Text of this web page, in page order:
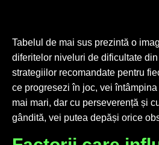
Tabelul de mai sus prezintă o
diferitelor niveluri de dificultate din
strategiilor recomandate pentru
ce progresezi în joc, vei
mai mari, dar cu perseverență și
gândită, vei putea depăși orice